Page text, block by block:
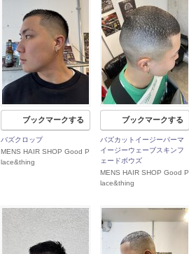
ブックマークする
バズクロップ
MENS HAIR SHOP Good P
lace&thing
ブックマークする
バズカットイージーパーマ
イージーウェーブスキンフ
ェードボウズ
MENS HAIR SHOP Good P
lace&thing